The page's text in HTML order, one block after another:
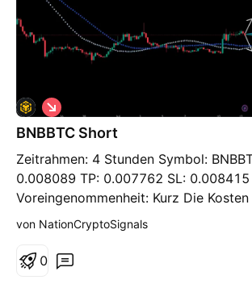
BNBBTC Short
Zeitrahmen: 4 Stunden Symbol:
0.008089 TP: 0.007762 SL: 0.008415
Voreingenommenheit: Kurz Die
blockiert und in einer Zone
Verkaufsdruck ist ebenfalls hoch. Unter
Berücksichtigung der
und Unterstützungs- und
S
h
o
t
von NationCryptoSignals
0